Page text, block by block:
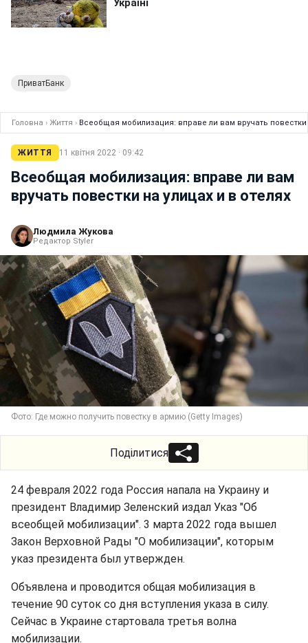
ПриватБанк
Головна › Життя › Всеобщая мобилизация: вправе ли вам вручать повестки
ЖИТТЯ 11 квітня 2022 · 09:42
Всеобщая мобилизация: вправе ли вам
вручать повестки на улицах и в отелях
Людмила Жукова
Редактор Styler
Фото: Где можно получить повестку в армию (Getty Images)
Поділитися
24 февраля 2022 года Россия напала на Украину и
президент Владимир Зеленский издал Указ "Об
всеобщей мобилизации". 3 марта 2022 года вышел
Закон Верховной Рады "О мобилизации", которым
указ президента был утвержден.
Объявлена ​​и проводится общая мобилизация в
течение 90 суток со дня вступления указа в силу.
Сейчас в Украине стартовала третья волна
мобилизации.